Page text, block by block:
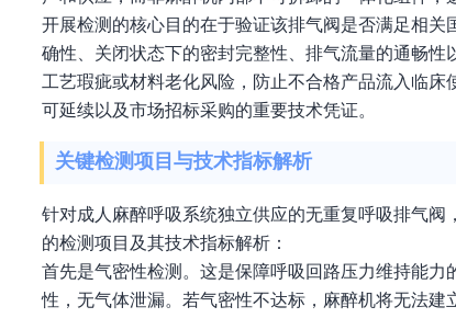
开展检测的核心目的在于验证该排气阀是否满足相
确性、关闭状态下的密封完整性、排气流量的通畅
工艺瑕疵或材料老化风险，防止不合格产品流入临
可延续以及市场招标采购的重要技术凭证。
关键检测项目与技术指标解析
针对成人麻醉呼吸系统独立供应的无重复呼吸排气
的检测项目及其技术指标解析：
首先是气密性检测。这是保障呼吸回路压力维持能
性，无气体泄漏。若气密性不达标，麻醉机将无法建